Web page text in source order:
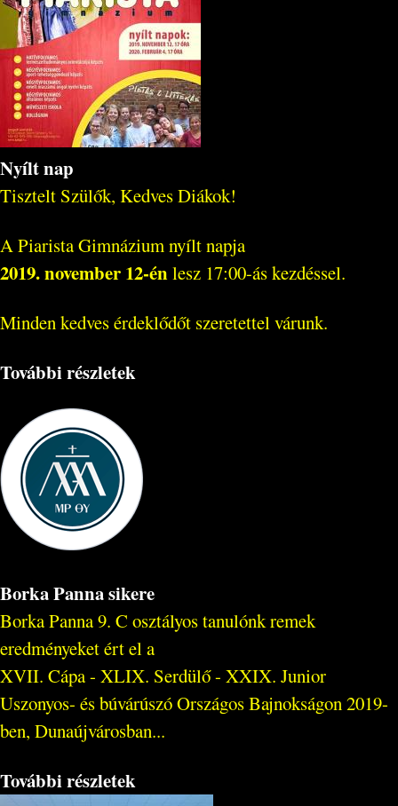
Nyílt nap
Tisztelt Szülők, Kedves Diákok!
A Piarista Gimnázium nyílt napja
2019. november 12-énlesz 17:00-ás kezdéssel.
Minden kedves érdeklődőt szeretettel várunk.
További részletek
Borka Panna sikere
Borka Panna 9. C osztályos tanulónk remek
eredményeket ért el a
XVII. Cápa - XLIX. Serdülő - XXIX. Junior
Uszonyos- és búvárúszó Országos Bajnokságon 2019-
ben, Dunaújvárosban...
További részletek